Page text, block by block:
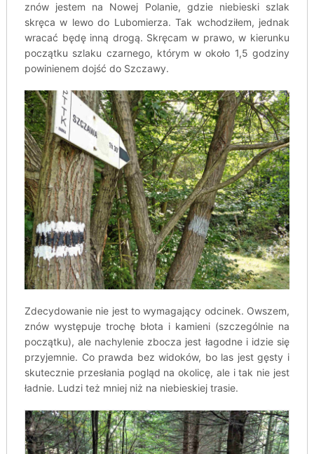
znów jestem na Nowej Polanie, gdzie niebieski szlak
skręca w lewo do Lubomierza. Tak wchodziłem, jednak
wracać będę inną drogą. Skręcam w prawo, w kierunku
początku szlaku czarnego, którym w około 1,5 godziny
powinienem dojść do Szczawy.
Zdecydowanie nie jest to wymagający odcinek. Owszem,
znów występuje trochę błota i kamieni (szczególnie na
początku), ale nachylenie zbocza jest łagodne i idzie się
przyjemnie. Co prawda bez widoków, bo las jest gęsty i
skutecznie przesłania pogląd na okolicę, ale i tak nie jest
ładnie. Ludzi też mniej niż na niebieskiej trasie.